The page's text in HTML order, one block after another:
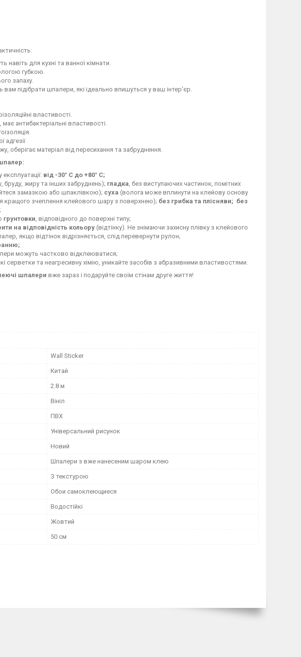
навіть для кухні та ванної кімнати.
губкою.
запаху.
вам підібрати шпалери, які ідеально впишуться у ваш інтер'єр.
властивості.
антибактеріальні властивості.
адгезії
оберігає матеріал від пересихання та забруднення.
від -30° C до +80° C;
бруду, жиру та інших забруднень); гладка, без виступаючих частинок, помітних
замазкою або шпаклівкою); суха (волога може вплинути на клейову основу
кращого зчеплення клейового шару з поверхнею); без грибка та плісняви; без
грунтовки, відповідного до поверхні типу;
на відповідність кольору (відтінку). Не знімаючи захисну плівку з клейового
якщо відтінок відрізняється, слід перевернути рулон;
можуть частково відклеюватися;
серветки та неагресивну хімію, уникайте засобів з абразивними властивостями.
шпалери вже зараз і подаруйте своїм стінам друге життя!
Wall Sticker
Китай
2.8 м
Вініл
ПВХ
Універсальний рисунок
Новий
Шпалери з вже нанесеним шаром клею
З текстурою
Обои самоклеющиеся
Водостійкі
Жовтий
50 см